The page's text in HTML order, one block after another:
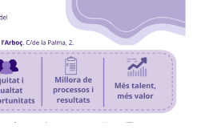
P. econòmica